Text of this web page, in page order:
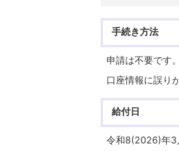
手続き方法
申請は不要です。
口座情報に誤り
給付日
令和8(2026)年3